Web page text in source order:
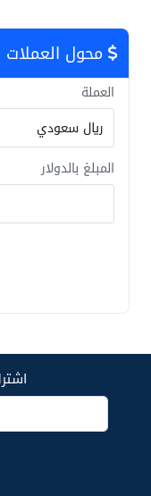
محول العملات
العملة
المبلغ بالدولار